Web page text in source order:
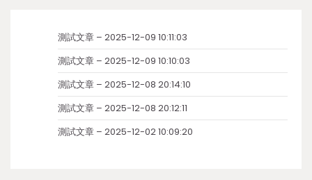
測試文章 – 2025-12-09 10:11:03
測試文章 – 2025-12-09 10:10:03
測試文章 – 2025-12-08 20:14:10
測試文章 – 2025-12-08 20:12:11
測試文章 – 2025-12-02 10:09:20